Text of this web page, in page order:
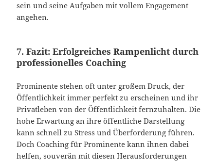
sein und seine Aufgaben mit vollem Engagement
angehen.
7. Fazit: Erfolgreiches Rampenlicht durch
professionelles Coaching
Prominente stehen oft unter großem Druck, der
Öffentlichkeit immer perfekt zu erscheinen und ihr
Privatleben von der Öffentlichkeit fernzuhalten. Die
hohe Erwartung an ihre öffentliche Darstellung
kann schnell zu Stress und Überforderung führen.
Doch Coaching für Prominente kann ihnen dabei
helfen, souverän mit diesen Herausforderungen